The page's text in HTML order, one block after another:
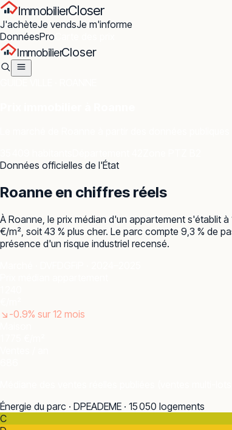
ImmobilierCloser
J'achèteJe vendsJe m'informe
DonnéesPro
ImmobilierCloser
Données officielles de l'État
Roanne en chiffres réels
À Roanne, le prix médian d'un appartement s'établit
€/m², soit 43 % plus cher. Le parc compte 9,3 % de
présence d'un risque industriel recensé.
↘ -0.9% sur 12 mois
Énergie du parc · DPEADEME · 15 050 logements
C